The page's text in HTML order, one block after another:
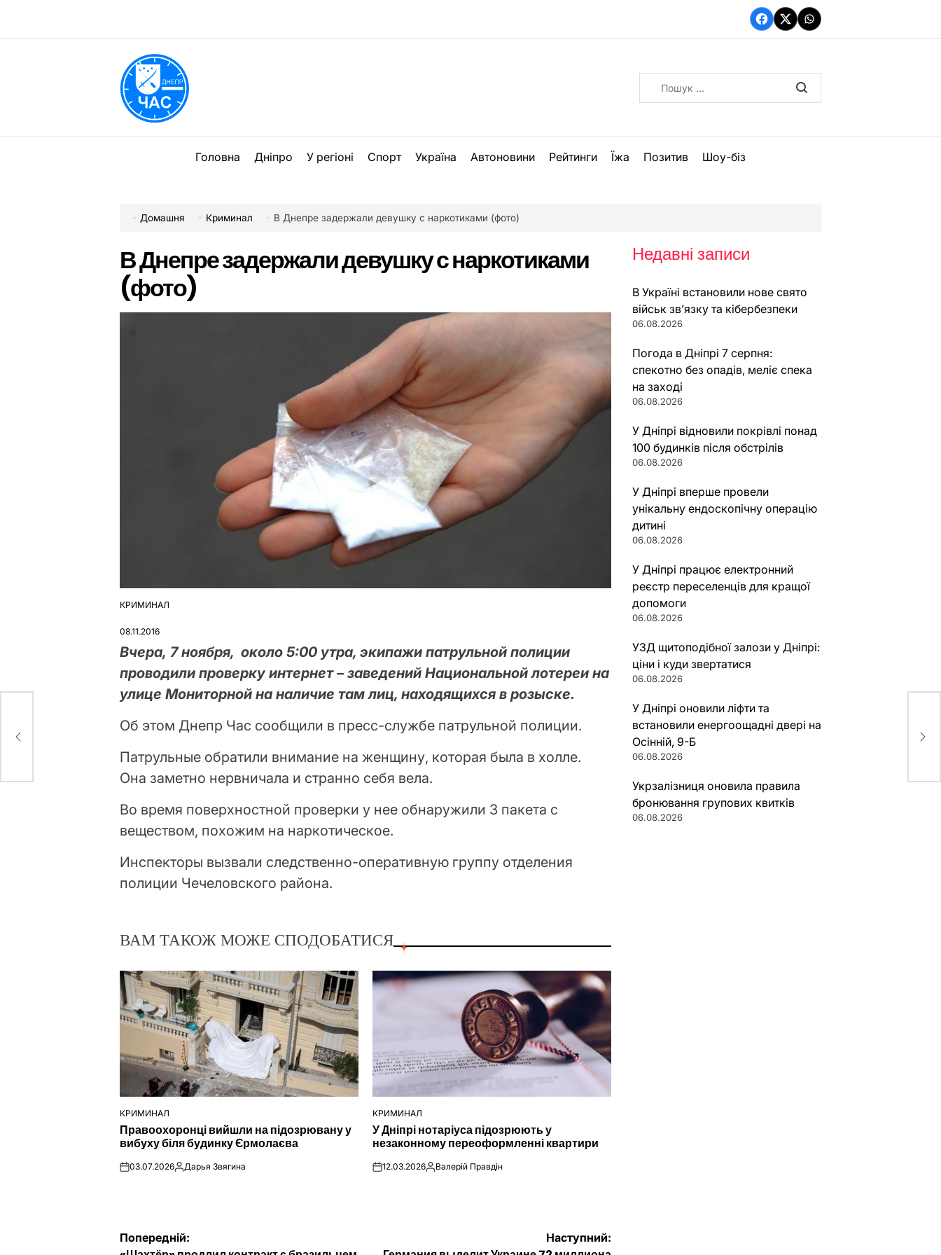
вмісту
Facebook
TwitterWhatsApp
Головна Дніпро У регіоні Спорт Україна Автоновини Рейтинги Їжа Позитив Шоу-біз
Домашня Криминал В Днепре задержали девушку с наркотиками (фото)
В Днепре задержали девушку с наркотиками
(фото)
ОПУБЛІКУВАТИ
КРИМИНАЛ
08.11.2016
Вчера, 7 ноября, около 5:00 утра, экипажи патрульной полиции
проводили проверку интернет – заведений Национальной лотереи на
улице Мониторной на наличие там лиц, находящихся в розыске.
Об этом Днепр Час сообщили в пресс-службе патрульной полиции.
Патрульные обратили внимание на женщину, которая была в холле.
Она заметно нервничала и странно себя вела.
Во время поверхностной проверки у нее обнаружили 3 пакета с
веществом, похожим на наркотическое.
Инспекторы вызвали следственно-оперативную группу отделения
полиции Чечеловского района.
ВАМ ТАКОЖ МОЖЕ СПОДОБАТИСЯ
ОПУБЛІКУВАТИ
КРИМИНАЛ
Правоохоронці вийшли на підозрювану у
вибуху біля будинку Єрмолаєва
on03.07.2026Опубліковано
Дарья Звягина
ОПУБЛІКУВАТИ
У
КРИМИНАЛ
У Дніпрі нотаріуса підозрюють у
незаконному переоформленні квартири
on12.03.2026Опубліковано
Валерій Правдін
Навігація
Попередній: Наступний:
Недавні записи
В Україні встановили нове свято
військ зв’язку та кібербезпеки
06.08.2026
Погода в Дніпрі 7 серпня:
спекотно без опадів, меліє спека
на заході
06.08.2026
У Дніпрі відновили покрівлі понад
100 будинків після обстрілів
06.08.2026
У Дніпрі вперше провели
унікальну ендоскопічну операцію
дитині
06.08.2026
У Дніпрі працює електронний
реєстр переселенців для кращої
допомоги
06.08.2026
УЗД щитоподібної залози у Дніпрі:
ціни і куди звертатися
06.08.2026
У Дніпрі оновили ліфти та
встановили енергоощадні двері на
Осінній, 9-Б
06.08.2026
Укрзалізниця оновила правила
бронювання групових квитків
06.08.2026